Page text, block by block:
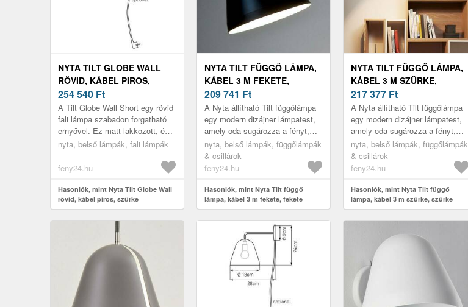
NYTA TILT GLOBE WALL
RÖVID, KÁBEL PIROS,
SZÜRKE
254 540 Ft
A Tilt Globe Wall Short egy rövid
fali lámpa szabadon forgatható
ernyővel. Ez matt lakkozott, és
modern megjelenést biztosít
nyta, belső lámpák, fali lámpák
feny24.hu
Hasonlók, mint Nyta Tilt Globe Wall
rövid, kábel piros, szürke
NYTA TILT FÜGGŐ LÁMPA,
KÁBEL 3 M FEKETE,
FEKETE
209 741 Ft
A Nyta állítható Tilt függőlámpa
egy modern dizájner lámpatest,
amely oda sugározza a fényt,
ahová az szükséges. Ezt az
alumíniumból készült árnyék...
nyta, belső lámpák, függőlámpák
& csillárok
feny24.hu
Hasonlók, mint Nyta Tilt függő
lámpa, kábel 3 m fekete, fekete
NYTA TILT FÜGGŐ LÁMPA,
KÁBEL 3 M SZÜRKE,
SZÜRKE
217 377 Ft
A Nyta állítható Tilt függőlámpa
egy modern dizájner lámpatest,
amely oda sugározza a fényt,
ahová az szükséges. Ezt az
alumíniumból készült árnyék...
nyta, belső lámpák, függőlámpák
& csillárok
feny24.hu
Hasonlók, mint Nyta Tilt függő
lámpa, kábel 3 m szürke, szürke